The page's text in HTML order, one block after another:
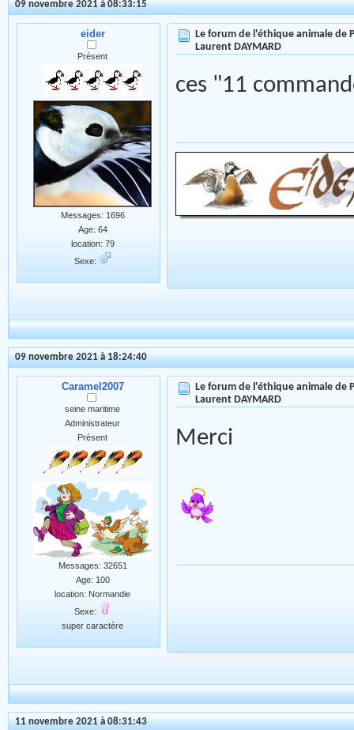
09 novembre 2021 à 08:33:15
eider
Présent
Messages: 1696
Age: 64
location: 79
Sexe:
Le forum de l'éthique animale de
Laurent DAYMARD
ces "11
09 novembre 2021 à 18:24:40
Caramel2007
seine maritime
Administrateur
Présent
Messages: 32651
Age: 100
location: Normandie
Sexe:
super caractère
Le forum de l'éthique animale de
Laurent DAYMARD
Merci
11 novembre 2021 à 08:31:43